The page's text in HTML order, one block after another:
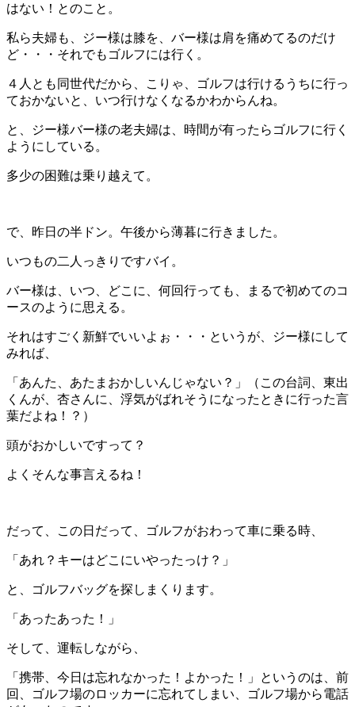
はない！とのこと。
私ら夫婦も、ジー様は膝を、バー様は肩を痛めてるのだけ
ど・・・それでもゴルフには行く。
４人とも同世代だから、こりゃ、ゴルフは行けるうちに行っ
ておかないと、いつ行けなくなるかわからんね。
と、ジー様バー様の老夫婦は、時間が有ったらゴルフに行く
ようにしている。
多少の困難は乗り越えて。
で、昨日の半ドン。午後から薄暮に行きました。
いつもの二人っきりですバイ。
バー様は、いつ、どこに、何回行っても、まるで初めてのコ
ースのように思える。
それはすごく新鮮でいいよぉ・・・というが、ジー様にして
みれば、
「あんた、あたまおかしいんじゃない？」（この台詞、東出
くんが、杏さんに、浮気がばれそうになったときに行った言
葉だよね！？）
頭がおかしいですって？
よくそんな事言えるね！
だって、この日だって、ゴルフがおわって車に乗る時、
「あれ？キーはどこにいやったっけ？」
と、ゴルフバッグを探しまくります。
「あったあった！」
そして、運転しながら、
「携帯、今日は忘れなかった！よかった！」というのは、前
回、ゴルフ場のロッカーに忘れてしまい、ゴルフ場から電話